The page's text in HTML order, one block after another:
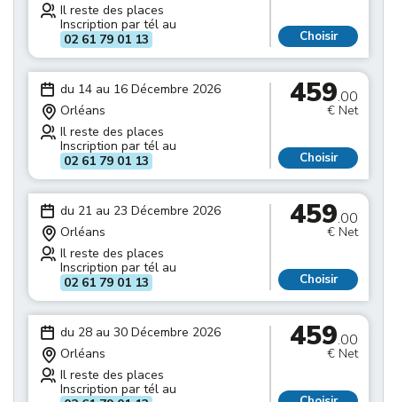
Il reste des places
Inscription par tél au
02 61 79 01 13
Choisir
du 14 au 16 Décembre 2026
Orléans
Il reste des places
Inscription par tél au
02 61 79 01 13
459.00
€ Net
Choisir
du 21 au 23 Décembre 2026
Orléans
Il reste des places
Inscription par tél au
02 61 79 01 13
459.00
€ Net
Choisir
du 28 au 30 Décembre 2026
Orléans
Il reste des places
Inscription par tél au
459.00
€ Net